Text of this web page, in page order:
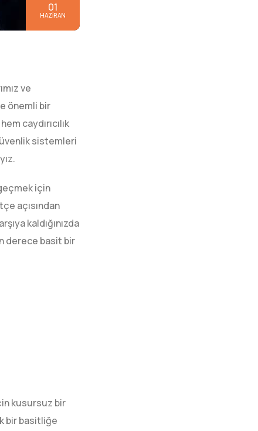
01
HAZIRAN
ve
önemli bir
caydırıcılık
sistemleri
için
açısından
kaldığınızda
derece basit bir
kusursuz bir
bir basitliğe